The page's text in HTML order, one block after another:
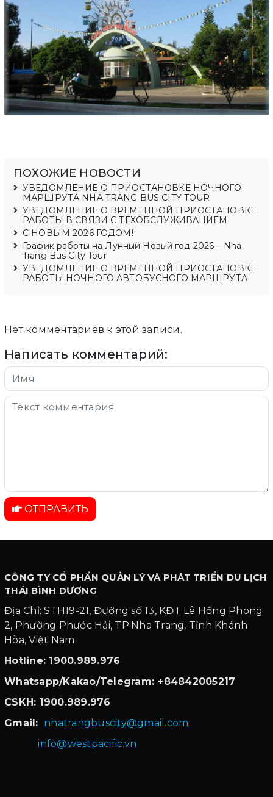
ПОХОЖИЕ НОВОСТИ
УВЕДОМЛЕНИЕ О ПРИОСТАНОВКЕ НОЧНОГО
МАРШРУТА NHA TRANG BUS CITY TOUR
УВЕДОМЛЕНИЕ О ВРЕМЕННОЙ ПРИОСТАНОВКЕ
РАБОТЫ В СВЯЗИ С ТЕХОБСЛУЖИВАНИЕМ
С НОВЫМ 2026 ГОДОМ!
График работы на Лунный Новый год 2026 – Nha
Trang Bus City Tour
УВЕДОМЛЕНИЕ О ВРЕМЕННОЙ ПРИОСТАНОВКЕ
РАБОТЫ НОЧНОГО АВТОБУСНОГО МАРШРУТА
Нет комментариев к этой записи.
Написать комментарий:
ОТПРАВИТЬ
CÔNG TY CỔ PHẦN QUẢN LÝ VÀ PHÁT TRIỂN DU LỊCH
THÁI BÌNH DƯƠNG
Địa Chỉ: STH19-21, Đường số 13, KĐT Lê Hồng Phong
2, Phường Phước Hải, TP.Nha Trang, Tỉnh Khánh
Hòa, Việt Nam
Hotline: 1900.989.976
Whatsapp/Kakao/Telegram: +84842005217
CSKH: 1900.989.976
Gmail: nhatrangbuscity@gmail.com
info@westpacific.vn